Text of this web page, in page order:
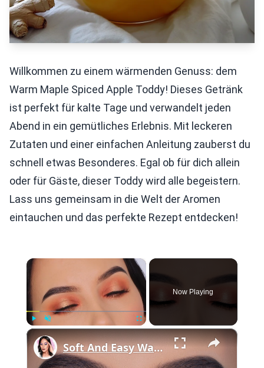
Willkommen zu einem wärmenden Genuss: dem
Warm Maple Spiced Apple Toddy! Dieses Getränk
ist perfekt für kalte Tage und verwandelt jeden
Abend in ein gemütliches Erlebnis. Mit leckeren
Zutaten und einer einfachen Anleitung zauberst du
schnell etwas Besonderes. Egal ob für dich allein
oder für Gäste, dieser Toddy wird alle begeistern.
Lass uns gemeinsam in die Welt der Aromen
eintauchen und das perfekte Rezept entdecken!
×
Now Playing
×
Soft And Easy Warm Halo Eye Makeup Tutorial